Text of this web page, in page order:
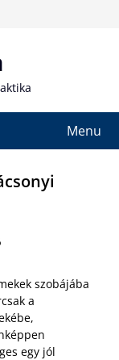
Menu
szobájába
a
egy jól